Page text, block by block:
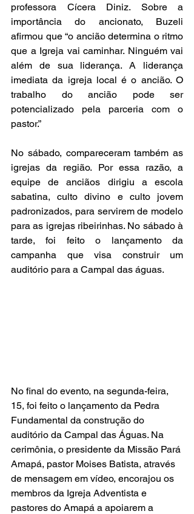
professora Cícera Diniz. Sobre a
importância do ancionato, Buzeli
afirmou que “o ancião determina o ritmo
que a Igreja vai caminhar. Ninguém vai
além de sua liderança. A liderança
imediata da igreja local é o ancião. O
trabalho do ancião pode ser
potencializado pela parceria com o
pastor.”
No sábado, compareceram também as
igrejas da região. Por essa razão, a
equipe de anciãos dirigiu a escola
sabatina, culto divino e culto jovem
padronizados, para servirem de modelo
para as igrejas ribeirinhas. No sábado à
tarde, foi feito o lançamento da
campanha que visa construir um
auditório para a Campal das águas.
No final do evento, na segunda-feira,
15, foi feito o lançamento da Pedra
Fundamental da construção do
auditório da Campal das Águas. Na
cerimônia, o presidente da Missão Pará
Amapá, pastor Moises Batista, através
de mensagem em vídeo, encorajou os
membros da Igreja Adventista e
pastores do Amapá a apoiarem a